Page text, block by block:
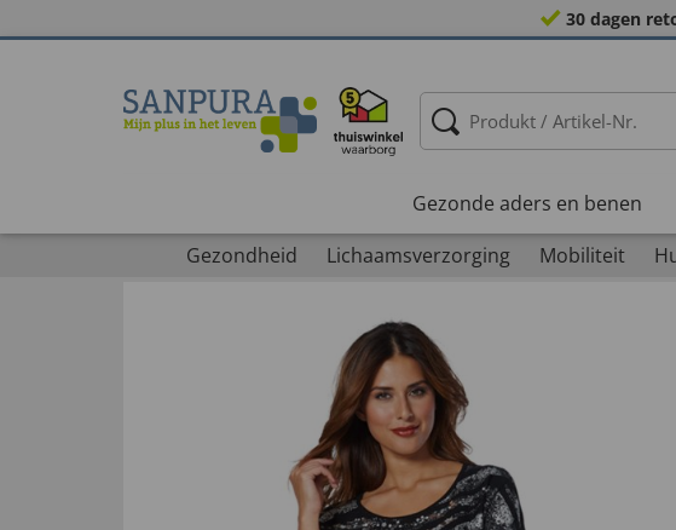
30 dagen
Gezonde aders en benen
Gezondheid
Lichaamsverzorging Mobiliteit